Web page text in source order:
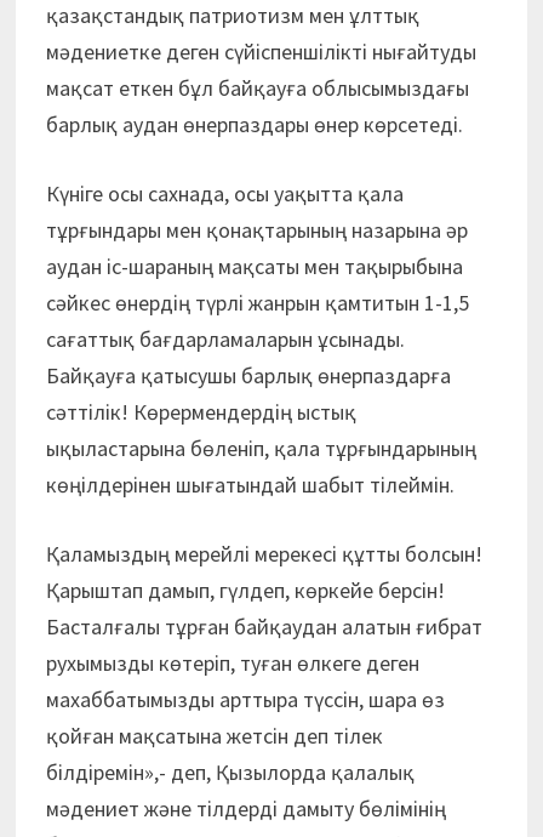
қазақстандық патриотизм мен ұлттық
мәдениетке деген сүйіспеншілікті нығайтуды
мақсат еткен бұл байқауға облысымыздағы
барлық аудан өнерпаздары өнер көрсетеді.
Күніге осы сахнада, осы уақытта қала
тұрғындары мен қонақтарының назарына әр
аудан іс-шараның мақсаты мен тақырыбына
сәйкес өнердің түрлі жанрын қамтитын 1-1,5
сағаттық бағдарламаларын ұсынады.
Байқауға қатысушы барлық өнерпаздарға
сәттілік! Көрермендердің ыстық
ықыластарына бөленіп, қала тұрғындарының
көңілдерінен шығатындай шабыт тілеймін.
Қаламыздың мерейлі мерекесі құтты болсын!
Қарыштап дамып, гүлдеп, көркейе берсін!
Басталғалы тұрған байқаудан алатын ғибрат
рухымызды көтеріп, туған өлкеге деген
махаббатымызды арттыра түссін, шара өз
қойған мақсатына жетсін деп тілек
білдіремін»,- деп, Қызылорда қалалық
мәдениет және тілдерді дамыту бөлімінің